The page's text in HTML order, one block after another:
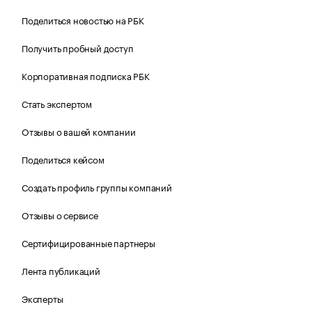
Поделиться новостью на РБК
Получить пробный доступ
Корпоративная подписка РБК
Стать экспертом
Отзывы о вашей компании
Поделиться кейсом
Создать профиль группы компаний
Отзывы о сервисе
Сертифицированные партнеры
Лента публикаций
Эксперты